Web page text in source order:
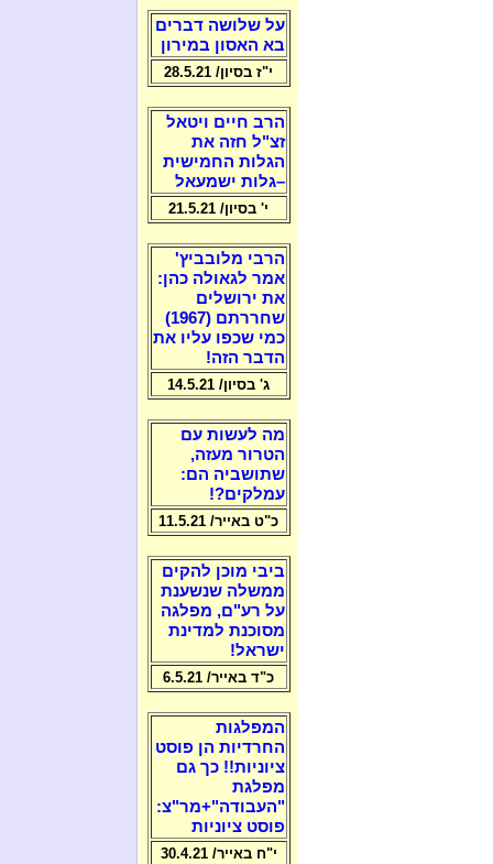
על שלושה דברים
בא האסון במירון
י"ז בסיון/ 28.5.21
הרב חיים ויטאל
זצ"ל חזה את
הגלות החמישית
–גלות ישמעאל
י' בסיון/ 21.5.21
הרבי מלובביץ'
אמר לגאולה כהן:
את ירושלים
שחררתם (1967)
כמי שכפו עליו את
הדבר הזה!
ג' בסיון/ 14.5.21
מה לעשות עם
הטרור מעזה,
שתושביה הם:
עמלקים?!
כ"ט באייר/ 11.5.21
ביבי מוכן להקים
ממשלה שנשענת
על רע"ם, מפלגה
מסוכנת למדינת
ישראל!
כ"ד באייר/ 6.5.21
המפלגות
החרדיות הן פוסט
ציוניות!! כך גם
מפלגת
"העבודה"+מר"צ:
פוסט ציוניות
י"ח באייר/ 30.4.21